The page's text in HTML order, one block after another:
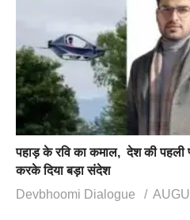
पहाड़ के रवि का कमाल, देश की पहली
करके दिया बड़ा संदेश
Devbhoomi Dialogue